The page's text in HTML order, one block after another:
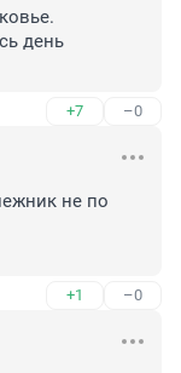
день
+7 –0
не по
+1 –0